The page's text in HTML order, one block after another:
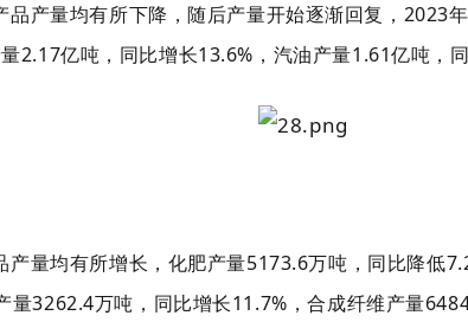
产量均有所下降，随后产量开始逐渐回复，2023
2.17亿吨，同比增长13.6%，汽油产量1.61亿吨，
量均有所增长，化肥产量5173.6万吨，同比降低
3262.4万吨，同比增长11.7%，合成纤维产量